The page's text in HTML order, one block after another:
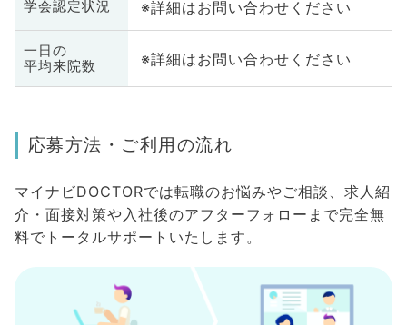
学会認定状況 ※詳細はお問い合わせください
一日の
平均来院数
※詳細はお問い合わせください
応募方法・ご利用の流れ
マイナビDOCTORでは転職のお悩みやご相談、求人紹
介・面接対策や入社後のアフターフォローまで完全無
料でトータルサポートいたします。